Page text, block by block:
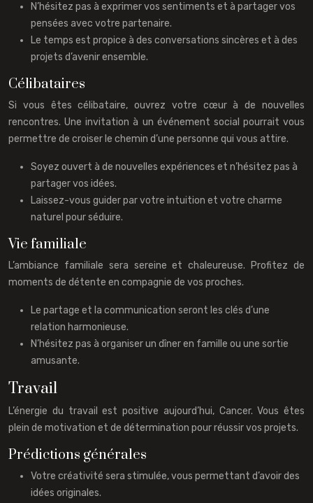
N’hésitez pas à exprimer vos sentiments et à partager vos
pensées avec votre partenaire.
Le temps est propice à des conversations sincères et à des
projets d’avenir ensemble.
Célibataires
Si vous êtes célibataire, ouvrez votre cœur à de nouvelles
rencontres. Une invitation à un événement social pourrait vous
permettre de croiser le chemin d’une personne qui vous attire.
Soyez ouvert à de nouvelles expériences et n’hésitez pas à
partager vos idées.
Laissez-vous guider par votre intuition et votre charme
naturel pour séduire.
Vie familiale
L’ambiance familiale sera sereine et chaleureuse. Profitez de
moments de détente en compagnie de vos proches.
Le partage et la communication seront les clés d’une
relation harmonieuse.
N’hésitez pas à organiser un dîner en famille ou une sortie
amusante.
Travail
L’énergie du travail est positive aujourd’hui, Cancer. Vous êtes
plein de motivation et de détermination pour réussir vos projets.
Prédictions générales
Votre créativité sera stimulée, vous permettant d’avoir des
idées originales.